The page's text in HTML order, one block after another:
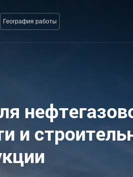
География работы
и